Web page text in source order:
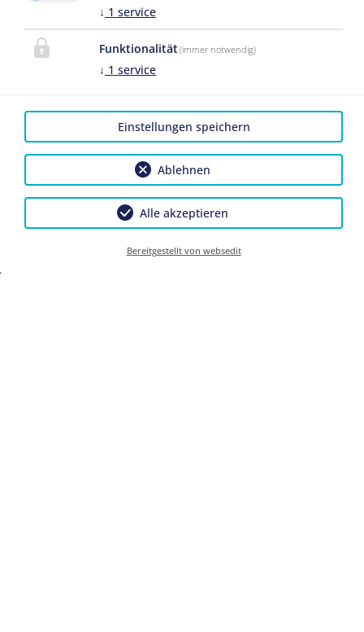
Zirbelstube
Florian Breuer
Am Hauchen 10
83242 Reit im Winkl
Tel.:+49 8640 797960
info@zirbelstube.bayern
↓ 1 service
Funktionalität(immer notwendig)
↓ 1 service
Ablehnen
Einstellungen speichern
Alle akzeptieren
Bereitgestellt von websedit